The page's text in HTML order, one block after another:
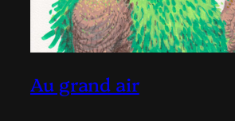
Au grand air